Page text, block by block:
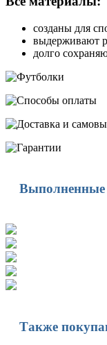
созданы для
выдерживают
долго
Выполненные
Также